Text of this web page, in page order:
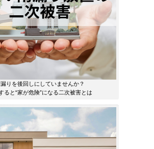
りを後回しにしていませんか？
ると“家が危険”になる二次被害とは